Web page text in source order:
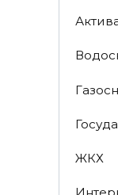
ЖКХ